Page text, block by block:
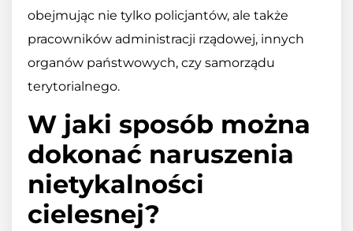
obejmując nie tylko policjantów, ale także
pracowników administracji rządowej, innych
organów państwowych, czy samorządu
terytorialnego.
W jaki sposób można
dokonać naruszenia
nietykalności
cielesnej?